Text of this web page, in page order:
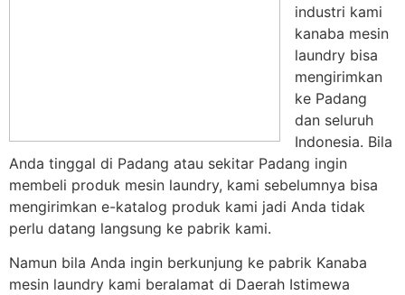
industri kami
kanaba mesin
laundry bisa
mengirimkan
ke Padang
dan seluruh
Indonesia. Bila
Anda tinggal di Padang atau sekitar Padang ingin
membeli produk mesin laundry, kami sebelumnya bisa
mengirimkan e-katalog produk kami jadi Anda tidak
perlu datang langsung ke pabrik kami.
Namun bila Anda ingin berkunjung ke pabrik Kanaba
mesin laundry kami beralamat di Daerah Istimewa